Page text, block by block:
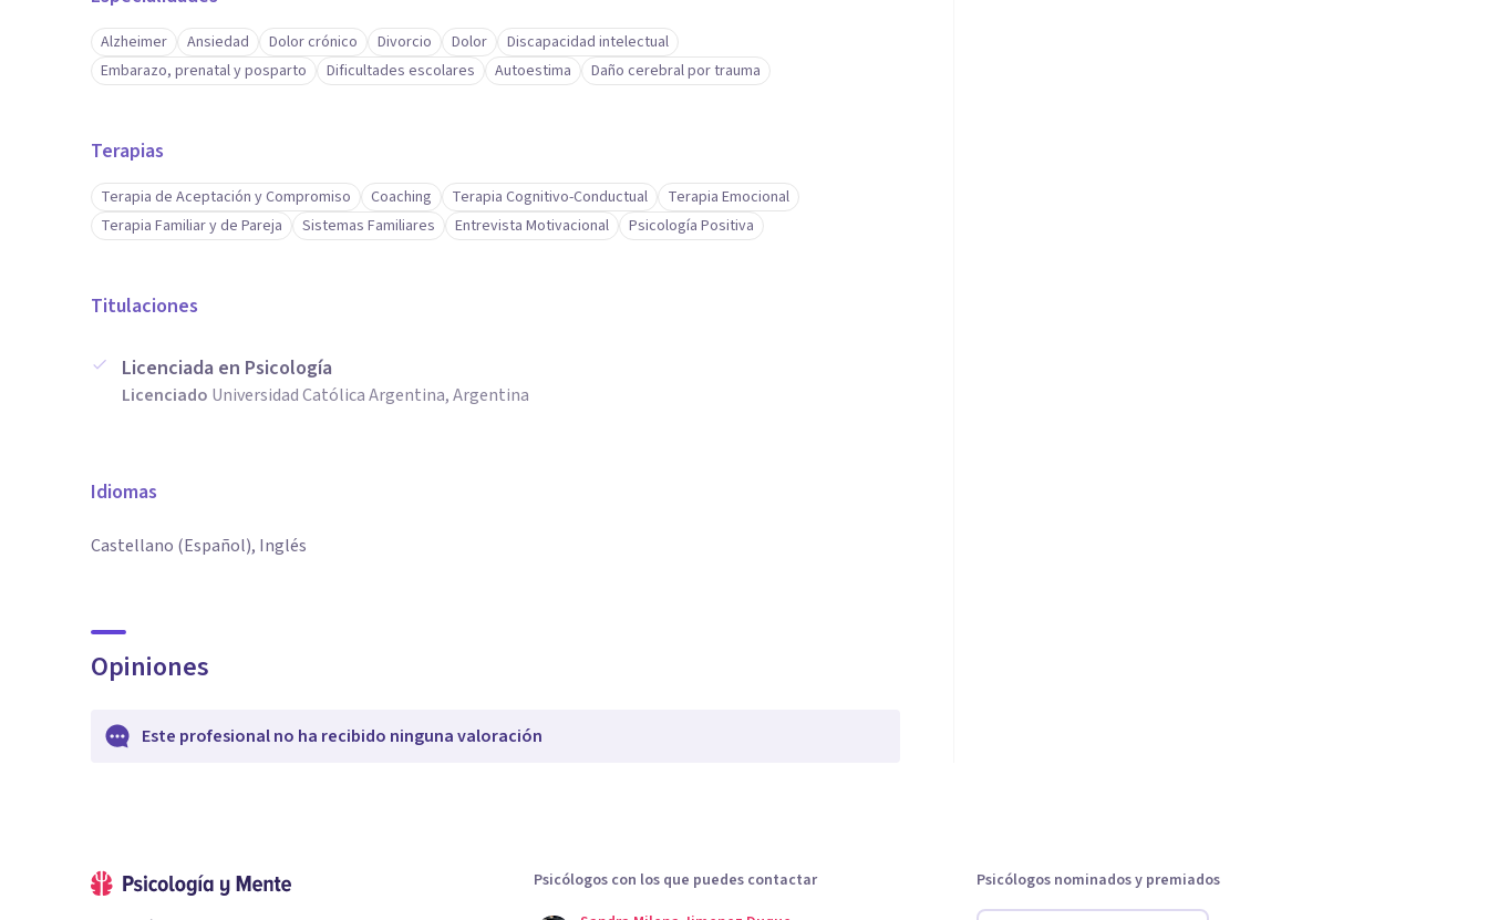
Alzheimer Ansiedad Dolor crónico Divorcio Dolor
Discapacidad intelectual
Embarazo, prenatal y posparto
Dificultades escolares Autoestima Daño cerebral por trauma
Terapias
Terapia de Aceptación y Compromiso Coaching Terapia Cognitivo-Conductual
Terapia Emocional
Terapia Familiar y de Pareja
Sistemas Familiares Entrevista Motivacional Psicología Positiva
Titulaciones
Licenciada en Psicología
Licenciado Universidad Católica Argentina, Argentina
Idiomas
Castellano (Español), Inglés
Opiniones
Este profesional no ha recibido ninguna valoración
Psicólogos con los que puedes contactar
Psicólogos nominados y premiados